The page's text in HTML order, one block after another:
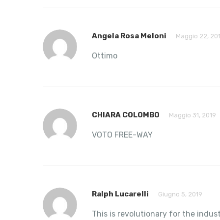
Angela Rosa Meloni Maggio 22,
Ottimo
CHIARA COLOMBO Maggio 31, 2019
VOTO FREE-WAY
Ralph Lucarelli Giugno 5, 2019
This is revolutionary for the